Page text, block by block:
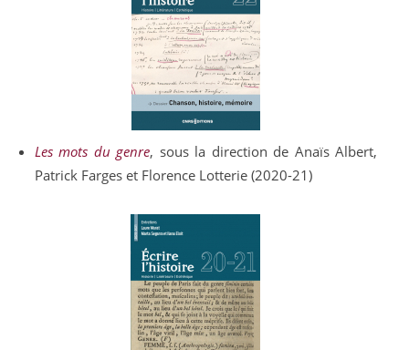
Les mots du genre, sous la direction de Anaïs Albert,
Patrick Farges et Florence Lotterie (2020-21)